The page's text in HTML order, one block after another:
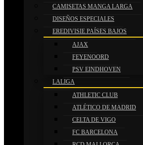
CAMISETAS MANGA LARGA
DISEÑOS ESPECIALES
EREDIVISIE PAÍSES BAJOS
AJAX
FEYENOORD
PSV EINDHOVEN
LALIGA
ATHLETIC CLUB
ATLÉTICO DE MADRID
CELTA DE VIGO
FC BARCELONA